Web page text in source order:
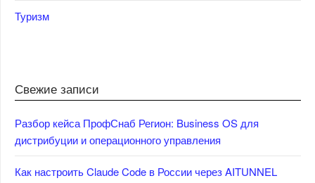
Туризм
Свежие записи
Разбор кейса ПрофСнаб Регион: Business OS для
дистрибуции и операционного управления
Как настроить Claude Code в России через AITUNNEL